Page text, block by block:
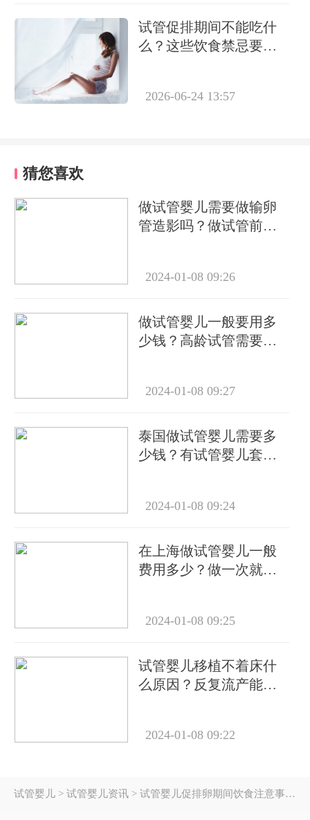
试管促排期间不能吃什
么？这些饮食禁忌要牢
2026-06-24 13:57
猜您喜欢
做试管婴儿需要做输卵
管造影吗？做试管前必
2024-01-08 09:26
做试管婴儿一般要用多
少钱？高龄试管需要做
2024-01-08 09:27
泰国做试管婴儿需要多
少钱？有试管婴儿套餐
2024-01-08 09:24
在上海做试管婴儿一般
费用多少？做一次就能
2024-01-08 09:25
试管婴儿移植不着床什
么原因？反复流产能做
2024-01-08 09:22
试管婴儿 > 试管婴儿资讯 > 试管婴儿促排卵期间饮食注意事项全解析：科学调理助力好孕